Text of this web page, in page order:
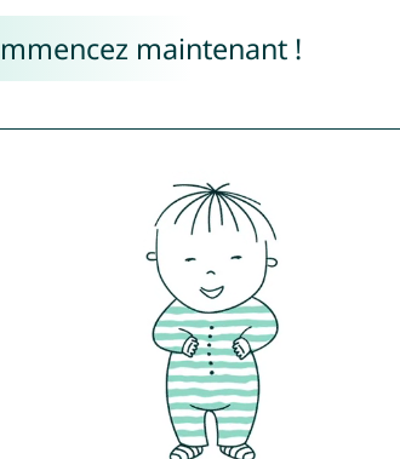
maintenant !